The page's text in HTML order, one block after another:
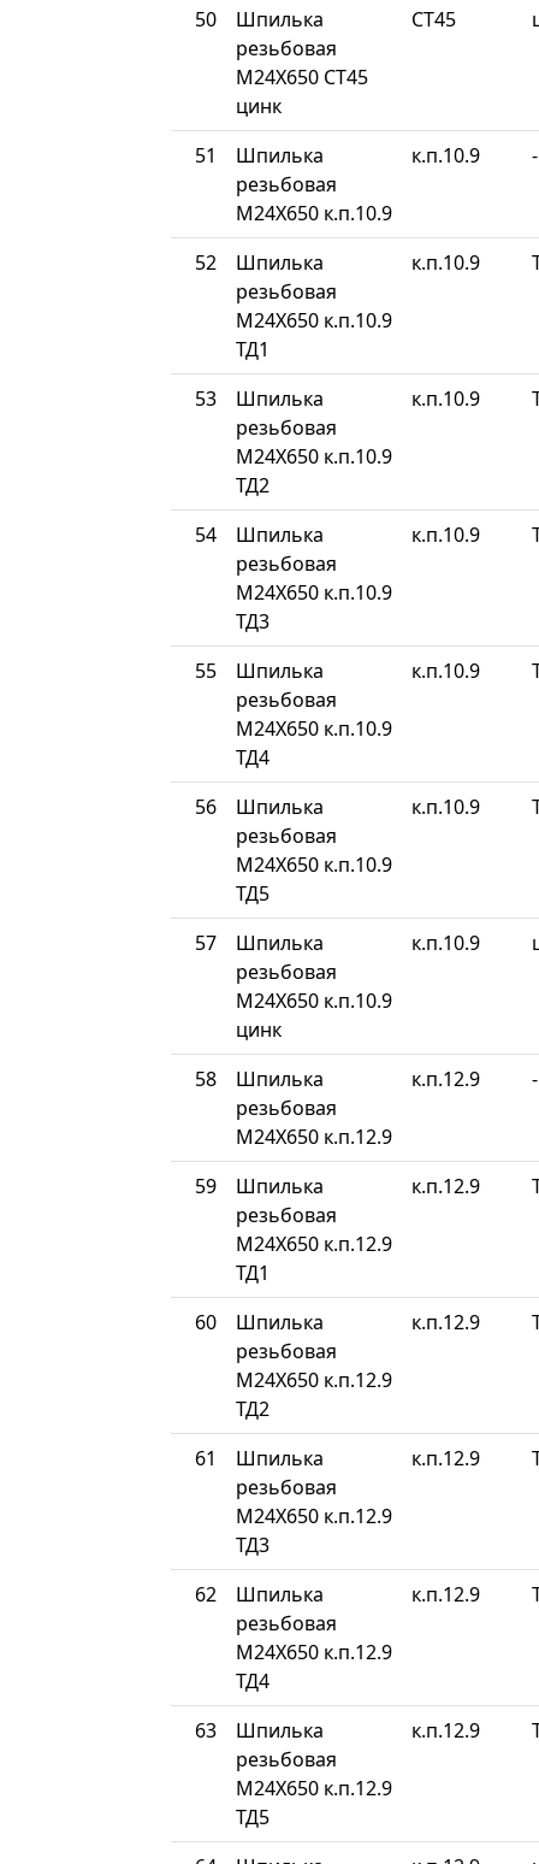
50
Шпилька
резьбовая
М24Х650 СТ45
цинк
СТ45
51
Шпилька
резьбовая
М24Х650 к.п.10.9
к.п.10.9 -
52
Шпилька
резьбовая
М24Х650 к.п.10.9
ТД1
к.п.10.9
53
Шпилька
резьбовая
М24Х650 к.п.10.9
ТД2
к.п.10.9
54
Шпилька
резьбовая
М24Х650 к.п.10.9
ТД3
к.п.10.9
55
Шпилька
резьбовая
М24Х650 к.п.10.9
ТД4
к.п.10.9
56
Шпилька
резьбовая
М24Х650 к.п.10.9
ТД5
к.п.10.9
57
Шпилька
резьбовая
М24Х650 к.п.10.9
цинк
к.п.10.9
58
Шпилька
резьбовая
М24Х650 к.п.12.9
к.п.12.9 -
59
Шпилька
резьбовая
М24Х650 к.п.12.9
ТД1
к.п.12.9
60
Шпилька
резьбовая
М24Х650 к.п.12.9
ТД2
к.п.12.9
61
Шпилька
резьбовая
М24Х650 к.п.12.9
ТД3
к.п.12.9
62
Шпилька
резьбовая
М24Х650 к.п.12.9
ТД4
к.п.12.9
63
Шпилька
резьбовая
М24Х650 к.п.12.9
ТД5
к.п.12.9